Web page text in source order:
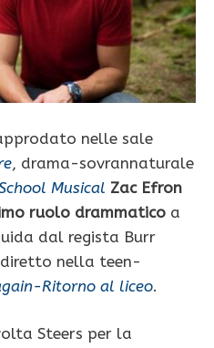
nelle sale
, drama-sovrannaturale
Musical Zac Efron
ruolo drammatico a
dal regista Burr
diretto nella teen-
Ritorno al liceo.
Steers per la